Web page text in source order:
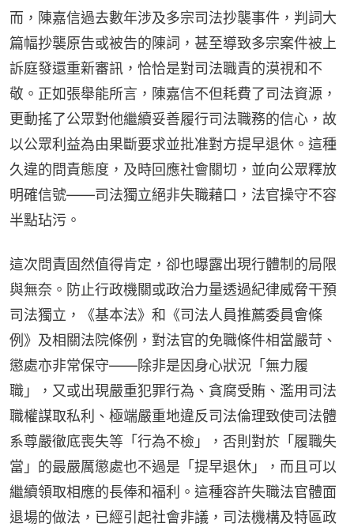
而，陳嘉信過去數年涉及多宗司法抄襲事件，判詞大
篇幅抄襲原告或被告的陳詞，甚至導致多宗案件被上
訴庭發還重新審訊，恰恰是對司法職責的漠視和不
敬。正如張舉能所言，陳嘉信不但耗費了司法資源，
更動搖了公眾對他繼續妥善履行司法職務的信心，故
以公眾利益為由果斷要求並批准對方提早退休。這種
久違的問責態度，及時回應社會關切，並向公眾釋放
明確信號——司法獨立絕非失職藉口，法官操守不容
半點玷污。
這次問責固然值得肯定，卻也曝露出現行體制的局限
與無奈。防止行政機關或政治力量透過紀律威脅干預
司法獨立，《基本法》和《司法人員推薦委員會條
例》及相關法院條例，對法官的免職條件相當嚴苛、
懲處亦非常保守——除非是因身心狀況「無力履
職」，又或出現嚴重犯罪行為、貪腐受賄、濫用司法
職權謀取私利、極端嚴重地違反司法倫理致使司法體
系尊嚴徹底喪失等「行為不檢」，否則對於「履職失
當」的最嚴厲懲處也不過是「提早退休」，而且可以
繼續領取相應的長俸和福利。這種容許失職法官體面
退場的做法，已經引起社會非議，司法機構及特區政